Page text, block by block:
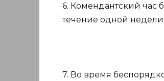
6. Комендантский час
течение одной недели
7. Во время